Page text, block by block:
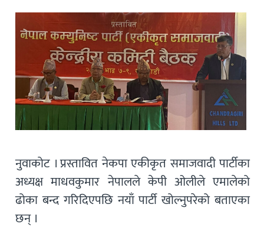
नुवाकोट । प्रस्तावित नेकपा एकीकृत समाजवादी पार्टीका
अध्यक्ष माधवकुमार नेपालले केपी ओलीले एमालेको
ढोका बन्द गरिदिएपछि नयाँ पार्टी खोल्नुपरेको बताएका
छन् ।